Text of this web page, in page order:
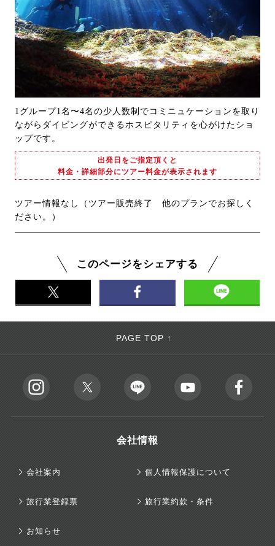
1グループ1名〜4名の少人数制でコミニュケーションを取り
ながらダイビングができるホスピタリティを心がけたショ
ップです。
出発日をご指定頂くと
料金・詳細部分にツアー料金が表示されます
ツアー情報なし（ツアー販売終了 他のプランでお探しく
ださい。）
このページをシェアする
PAGE TOP ↑
会社情報
会社案内 個人情報保護について
旅行業登録票 旅行業約款・条件
お知らせ